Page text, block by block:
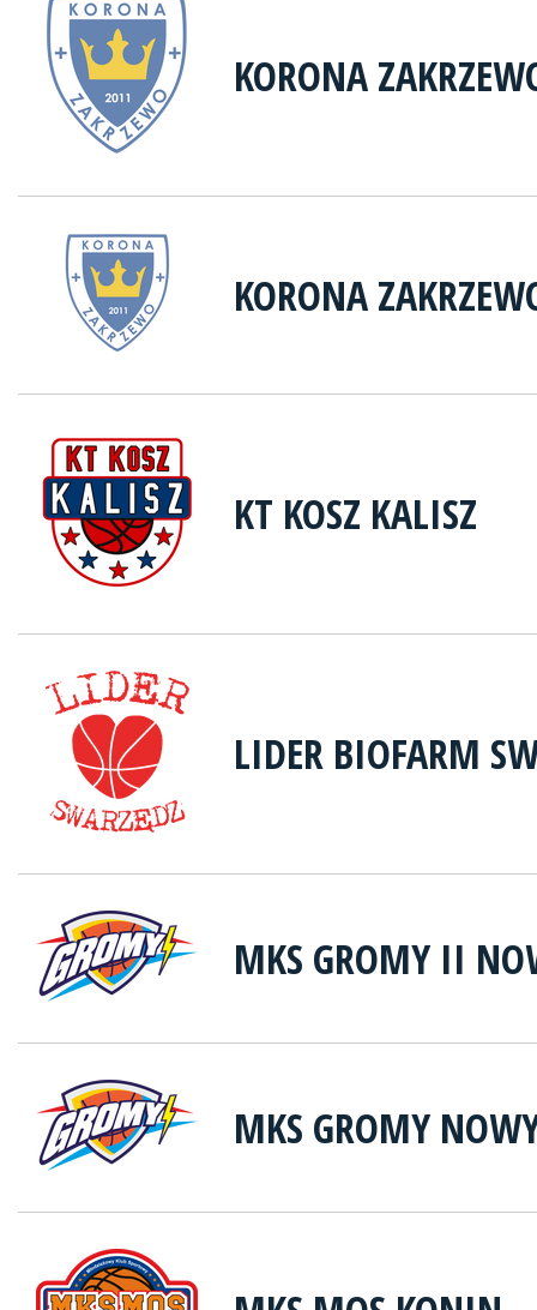
KORONA
KORONA
KT KOSZ KALISZ
LIDER BIOFARM
MKS GROMY II
MKS GROMY